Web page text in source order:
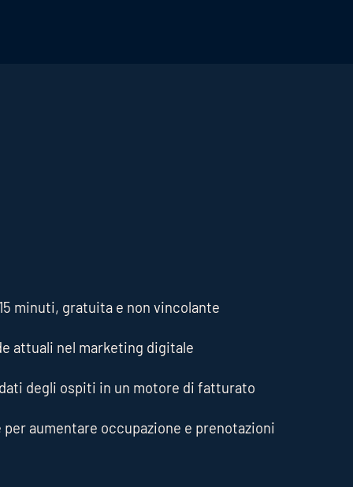
minuti, gratuita e non vincolante
attuali nel marketing digitale
degli ospiti in un motore di fatturato
aumentare occupazione e prenotazioni